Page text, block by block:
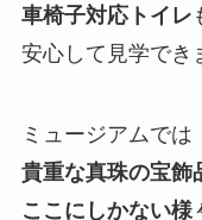
車椅子対応トイレ
安心して見学でき
ミュージアムでは
貴重な真珠の宝飾
ここにしかない様